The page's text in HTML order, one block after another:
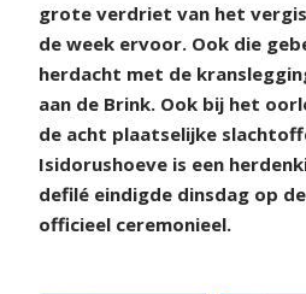
grote verdriet van het
de week ervoor. Ook die
herdacht met de
aan de Brink. Ook bij het
de acht plaatselijke
Isidorushoeve is een
defilé eindigde dinsdag op
officieel ceremonieel.